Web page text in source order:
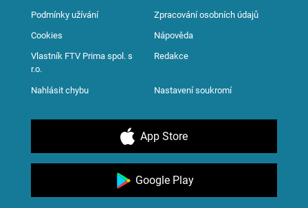
Podmínky užívání Zpracování osobních údajů
Cookies Nápověda
Vlastník FTV Prima spol. s
r.o.
Redakce
Nahlásit chybu Nastavení soukromí
App Store
Google Play